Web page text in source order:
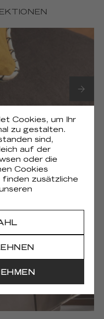
Cookies, um Ihr
zu gestalten.
sind,
auf der
oder die
Cookies
finden zusätzliche